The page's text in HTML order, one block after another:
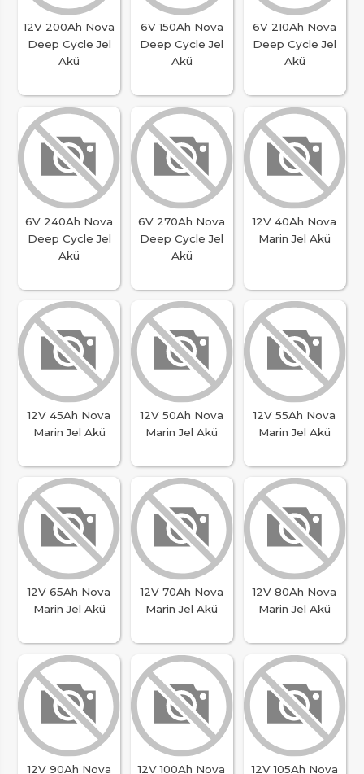
12V 200Ah Nova
Deep Cycle Jel
Akü
6V 150Ah Nova
Deep Cycle Jel
Akü
6V 210Ah Nova
Deep Cycle Jel
Akü
6V 240Ah Nova
Deep Cycle Jel
Akü
6V 270Ah Nova
Deep Cycle Jel
Akü
12V 40Ah Nova
Marin Jel Akü
12V 45Ah Nova
Marin Jel Akü
12V 50Ah Nova
Marin Jel Akü
12V 55Ah Nova
Marin Jel Akü
12V 65Ah Nova
Marin Jel Akü
12V 70Ah Nova
Marin Jel Akü
12V 80Ah Nova
Marin Jel Akü
12V 90Ah Nova
12V 100Ah Nova
12V 105Ah Nova